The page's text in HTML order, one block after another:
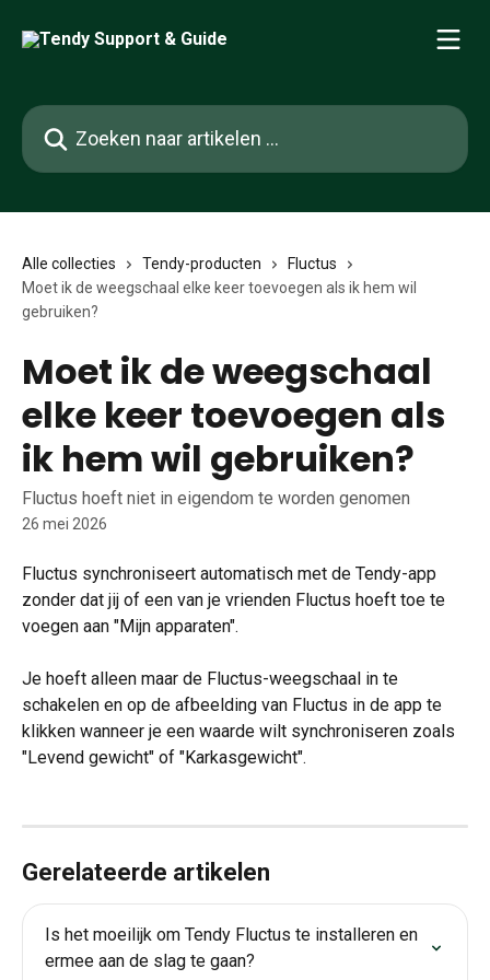
Zoeken naar artikelen ...
Alle collecties Tendy-producten
Fluctus
Moet ik de weegschaal elke keer toevoegen als ik hem wil
gebruiken?
Moet ik de weegschaal
elke keer toevoegen als
ik hem wil gebruiken?
Fluctus hoeft niet in eigendom te worden genomen
26 mei 2026
Fluctus synchroniseert automatisch met de Tendy-app
zonder dat jij of een van je vrienden Fluctus hoeft toe te
voegen aan "Mijn apparaten".
Je hoeft alleen maar de Fluctus-weegschaal in te
schakelen en op de afbeelding van Fluctus in de app te
klikken wanneer je een waarde wilt synchroniseren zoals
"Levend gewicht" of "Karkasgewicht".
Gerelateerde artikelen
Is het moeilijk om Tendy Fluctus te installeren en
ermee aan de slag te gaan?